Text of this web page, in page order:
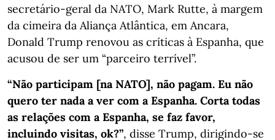
secretário-geral da NATO, Mark Rutte, à margem
da cimeira da Aliança Atlântica, em Ancara,
Donald Trump renovou as críticas à Espanha, que
acusou de ser um “parceiro terrível”.
“Não participam [na NATO], não pagam. Eu não
quero ter nada a ver com a Espanha. Corta todas
as relações com a Espanha, se faz favor,
incluindo visitas, ok?”, disse Trump, dirigindo-se